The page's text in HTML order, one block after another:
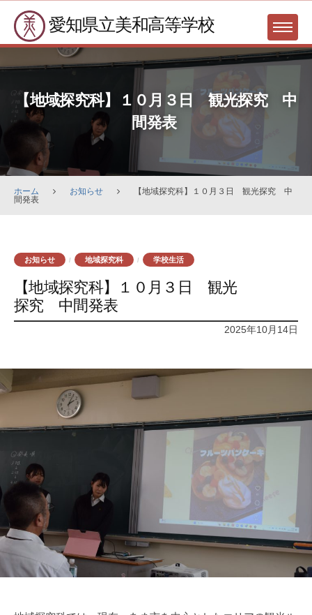
content
愛知県立美和高等学校 MENU
【地域探究科】１０月３日 観光探究 中
間発表
ホーム お知らせ
【地域探究科】１０月３日 観光探究 中
間発表
お知らせ / 地域探究科 / 学校生活
【地域探究科】１０月３日 観光
探究 中間発表
2025年10月14日